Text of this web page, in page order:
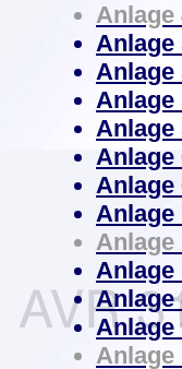
Anlage
Anlage
Anlage
Anlage
Anlage
Anlage
Anlage
Anlage
Anlage
Anlage
Anlage
Anlage
Anlage